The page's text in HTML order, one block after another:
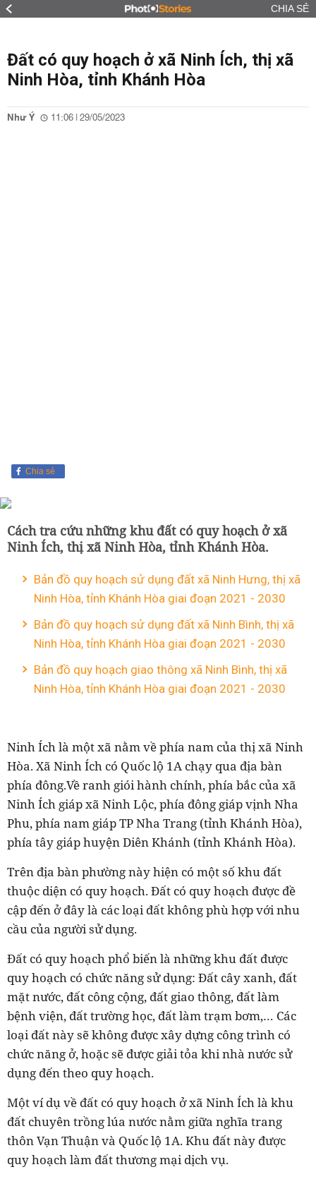
CHIA SẺ
Đất có quy hoạch ở xã Ninh Ích, thị xã
Ninh Hòa, tỉnh Khánh Hòa
Như Ý 11:06 | 29/05/2023
Chia sẻ
Cách tra cứu những khu đất có quy hoạch ở xã
Ninh Ích, thị xã Ninh Hòa, tỉnh Khánh Hòa.
Bản đồ quy hoạch sử dụng đất xã Ninh Hưng, thị xã
Ninh Hòa, tỉnh Khánh Hòa giai đoạn 2021 - 2030
Bản đồ quy hoạch sử dụng đất xã Ninh Bình, thị xã
Ninh Hòa, tỉnh Khánh Hòa giai đoạn 2021 - 2030
Bản đồ quy hoạch giao thông xã Ninh Bình, thị xã
Ninh Hòa, tỉnh Khánh Hòa giai đoạn 2021 - 2030
Ninh Ích là một xã nằm về phía nam của thị xã Ninh
Hòa. Xã Ninh Ích có Quốc lộ 1A chạy qua địa bàn
phía đông.Về ranh giói hành chính, phía bắc của xã
Ninh Ích giáp xã Ninh Lộc, phía đông giáp vịnh Nha
Phu, phía nam giáp TP Nha Trang (tỉnh Khánh Hòa),
phía tây giáp huyện Diên Khánh (tỉnh Khánh Hòa).
Trên địa bàn phường này hiện có một số khu đất
thuộc diện có quy hoạch. Đất có quy hoạch được đề
cập đến ở đây là các loại đất không phù hợp với nhu
cầu của người sử dụng.
Đất có quy hoạch phổ biến là những khu đất được
quy hoạch có chức năng sử dụng: Đất cây xanh, đất
mặt nước, đất công cộng, đất giao thông, đất làm
bệnh viện, đất trường học, đất làm trạm bơm,… Các
loại đất này sẽ không được xây dựng công trình có
chức năng ở, hoặc sẽ được giải tỏa khi nhà nước sử
dụng đến theo quy hoạch.
Một ví dụ về đất có quy hoạch ở xã Ninh Ích là khu
đất chuyên trồng lúa nước nằm giữa nghĩa trang
thôn Vạn Thuận và Quốc lộ 1A. Khu đất này được
quy hoạch làm đất thương mại dịch vụ.